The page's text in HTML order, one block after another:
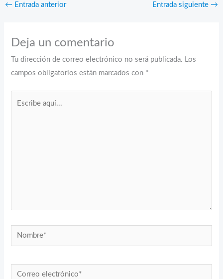
← Entrada anterior Entrada siguiente →
Deja un comentario
Tu dirección de correo electrónico no será publicada. Los
campos obligatorios están marcados con *
Nombre*
Correo